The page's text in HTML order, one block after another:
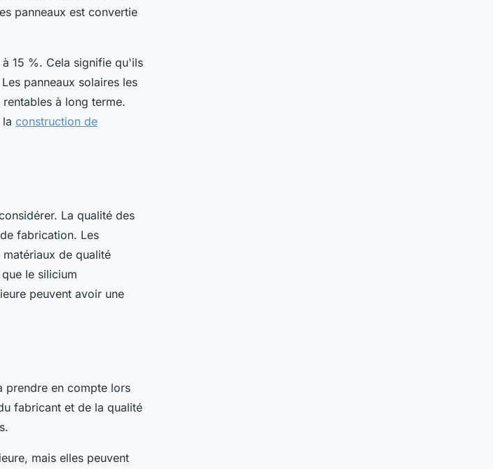
panneaux est convertie
15 %. Cela signifie qu'ils
panneaux solaires les
à long terme.
construction de
La qualité des
fabrication. Les
de qualité
le silicium
peuvent avoir une
prendre en compte lors
fabricant et de la qualité
mais elles peuvent